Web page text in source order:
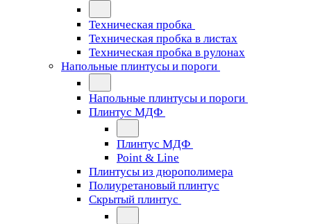
Техническая пробка
Техническая пробка в листах
Техническая пробка в рулонах
Напольные плинтусы и пороги
Напольные плинтусы и пороги
Плинтус МДФ
Плинтус МДФ
Point & Line
Плинтусы из дюрополимера
Полиуретановый плинтус
Скрытый плинтус